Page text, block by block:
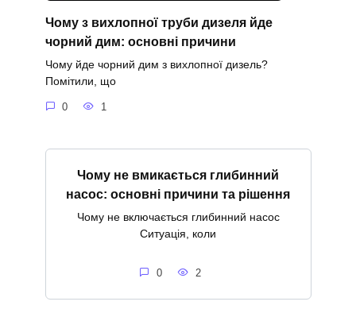
Чому з вихлопної труби дизеля йде
чорний дим: основні причини
Чому йде чорний дим з вихлопної дизель?
Помітили, що
0 1
Чому не вмикається глибинний
насос: основні причини та рішення
Чому не включається глибинний насос
Ситуація, коли
0 2